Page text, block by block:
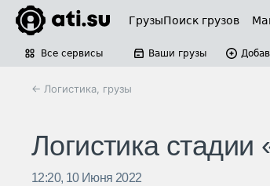
ГрузыПоиск грузов
Все сервисы Ваши грузы
← Логистика, грузы
Логистика
12:20, 10 Июня 2022